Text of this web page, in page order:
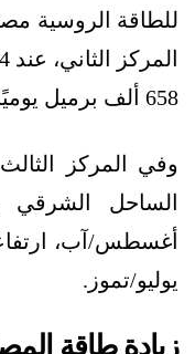
658 ألف برميل يوميًا في يوليو/تموز.
وفي المركز
يوليو/تموز.
زيادة طاقة